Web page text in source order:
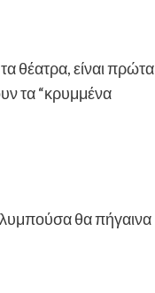
θέατρα, είναι πρώτα
τα “κρυμμένα
θα πήγαινα